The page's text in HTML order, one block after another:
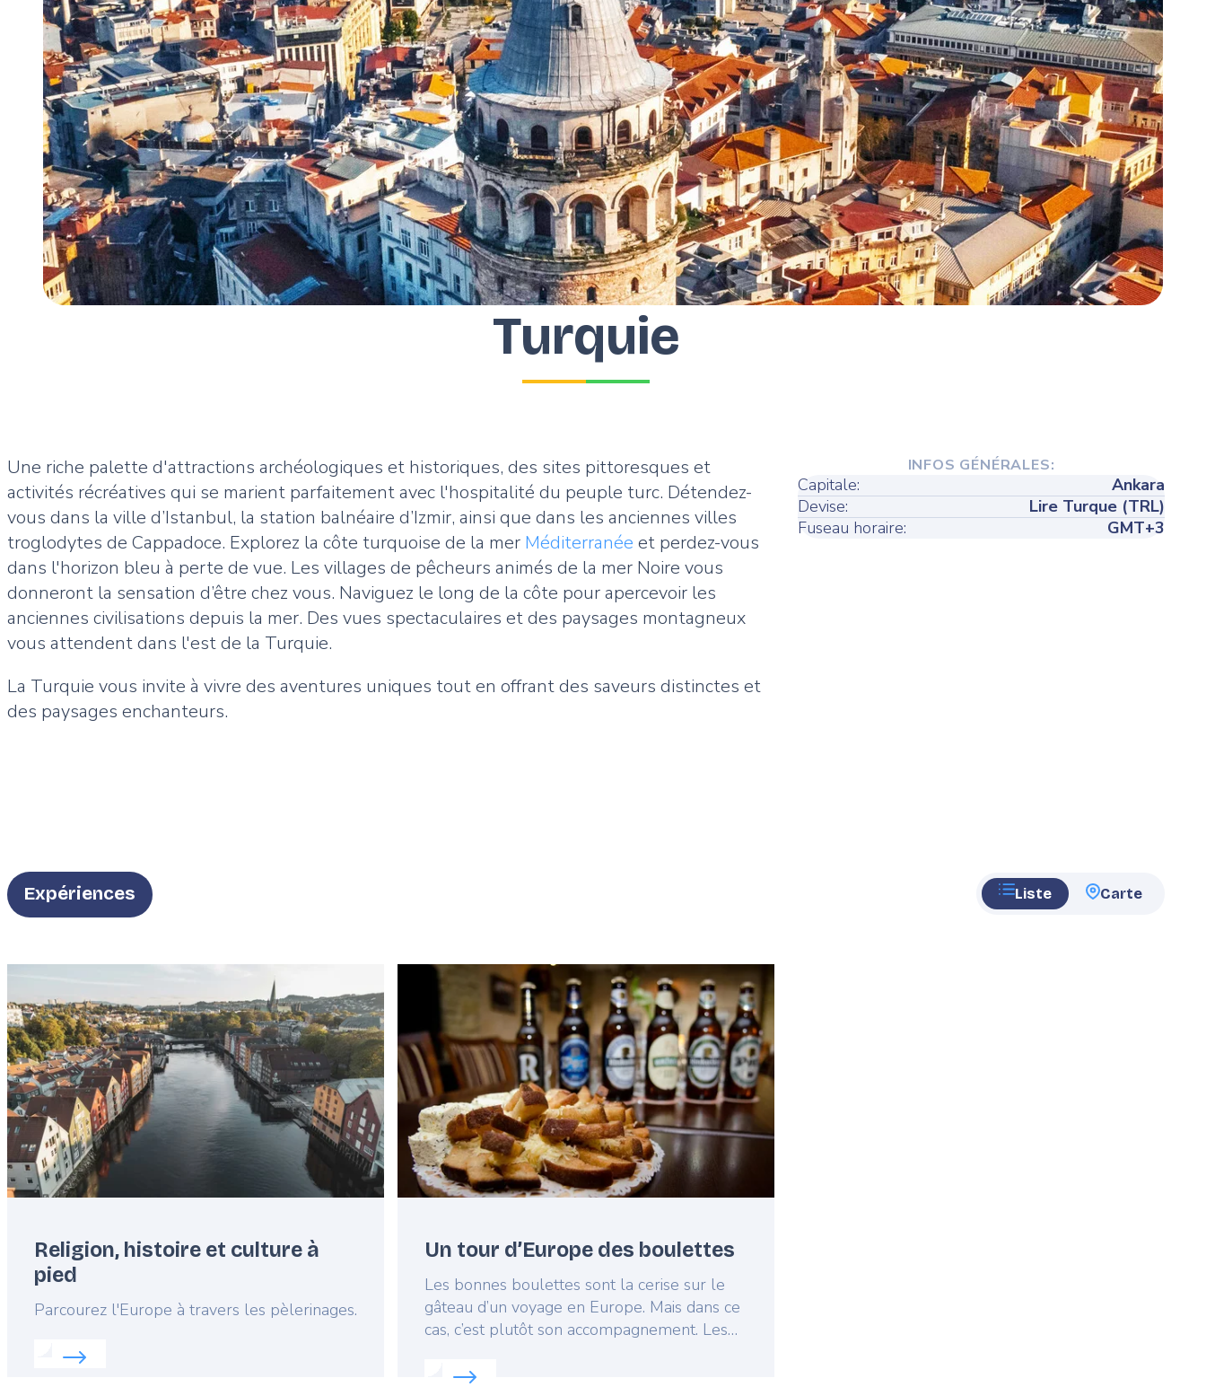
Turquie
Une riche palette d'attractions archéologiques et historiques, des sites pittoresques et
activités récréatives qui se marient parfaitement avec l'hospitalité du peuple turc. Détendez-
vous dans la ville d’Istanbul, la station balnéaire d’Izmir, ainsi que dans les anciennes villes
troglodytes de Cappadoce. Explorez la côte turquoise de la mer Méditerranée et perdez-vous
dans l'horizon bleu à perte de vue. Les villages de pêcheurs animés de la mer Noire vous
donneront la sensation d’être chez vous. Naviguez le long de la côte pour apercevoir les
anciennes civilisations depuis la mer. Des vues spectaculaires et des paysages montagneux
vous attendent dans l'est de la Turquie.
La Turquie vous invite à vivre des aventures uniques tout en offrant des saveurs distinctes et
des paysages enchanteurs.
INFOS GÉNÉRALES:
Capitale:
Ankara
Devise:
Lire Turque (TRL)
Fuseau horaire:
GMT+3
Type
Expériences Liste Carte
image
Religion, histoire et culture à
pied
Lead
Parcourez l'Europe à travers les pèlerinages.
Read more about:
Featured
Un tour d’Europe des boulettes
Lead
Les bonnes boulettes sont la cerise sur le
gâteau d’un voyage en Europe. Mais dans ce
cas, c’est plutôt son accompagnement. Les
mieux gardés d’Europe. Non seulement vous
Read more about: